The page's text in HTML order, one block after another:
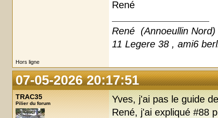
René
René (Annoeullin Nord)
11 Legere 38 , ami6
Hors ligne
07-05-2026 20:17:51
TRAC35
Pilier du forum
Yves, j'ai pas le guide
René, j'ai expliqué #88